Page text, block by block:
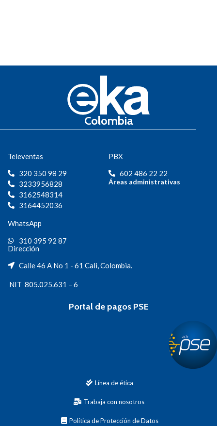
Colombia
Televentas
320 350 98 29
3233956828
3162548314
3164452036
WhatsApp
310 395 92 87
PBX
602 486 22 22
Áreas administrativas
Dirección
Calle 46 A No 1 - 61 Cali, Colombia.
NIT 805.025.631 – 6
Portal de pagos PSE
Línea de ética
Trabaja con nosotros
Política de Protección de Datos